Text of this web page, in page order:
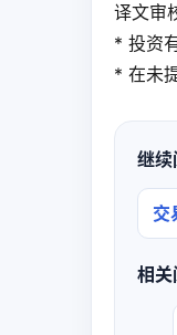
译文审
* 投资
* 在未
继续
交
相关